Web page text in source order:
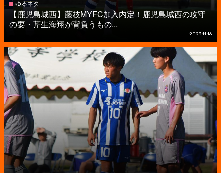
ゆるネタ
【鹿児島城西】藤枝MYFC加入内定！鹿児島城西の攻守
の要・芹生海翔が背負うもの...
2023.11.16